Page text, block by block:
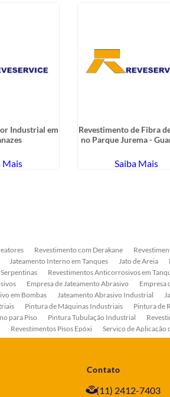
Industrial em
Mais
Revestimento de Fibra
no Parque Jurema -
Saiba Mais
Revestimento com Derakane
Jateamento Interno em Tanques Jato de Areia
Revestimentos Anticorrosivos em
Empresa de Jateamento Abrasivo Empresa
em Bombas Jateamento Abrasivo Industrial
Pintura de Máquinas Industriais Pintura de
para Piso Pintura Tubulação Industrial
Revestimentos Pisos Epóxi Serviço de Aplicação
Serviço de Pintura de Bombas Industriais
Contato
(11) 2412-7403